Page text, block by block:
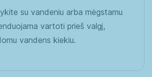
su vandeniu arba mėgstamu
vartoti prieš valgį,
vandens kiekiu.